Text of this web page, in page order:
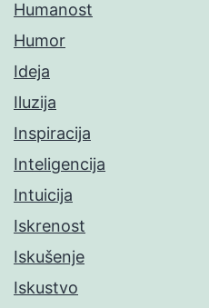
Humanost
Humor
Ideja
Iluzija
Inspiracija
Inteligencija
Intuicija
Iskrenost
Iskušenje
Iskustvo